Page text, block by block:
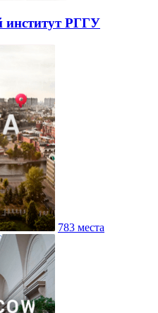
институт РГГУ
783 места